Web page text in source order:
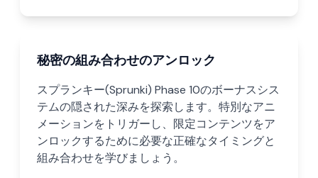
秘密の組み合わせのアンロック
スプランキー(Sprunki) Phase 10のボーナスシス
テムの隠された深みを探索します。特別なアニ
メーションをトリガーし、限定コンテンツをア
ンロックするために必要な正確なタイミングと
組み合わせを学びましょう。